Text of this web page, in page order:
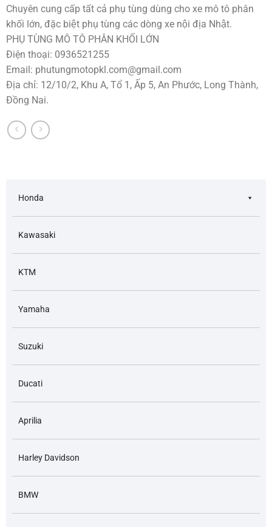
Chuyên cung cấp tất cả phụ tùng dùng cho xe mô tô phân
khối lớn, đặc biệt phụ tùng các dòng xe nội địa Nhật.
PHỤ TÙNG MÔ TÔ PHÂN KHỐI LỚN
Điện thoại: 0936521255
Email: phutungmotopkl.com@gmail.com
Địa chỉ: 12/10/2, Khu A, Tổ 1, Ấp 5, An Phước, Long Thành,
Đồng Nai.
Honda
Kawasaki
KTM
Yamaha
Suzuki
Ducati
Aprilia
Harley Davidson
BMW